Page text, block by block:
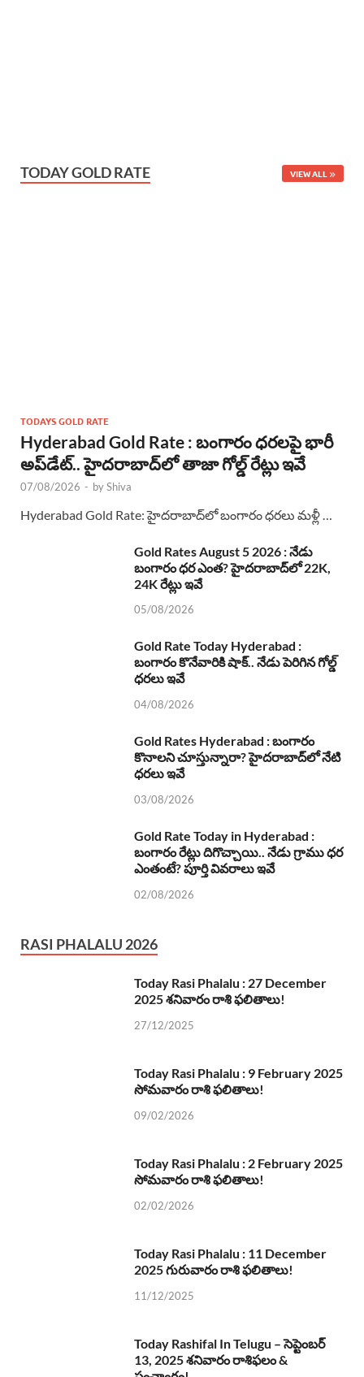
TODAY GOLD RATE VIEW ALL
TODAYS GOLD RATE
Hyderabad Gold Rate : బంగారం ధరలపై భారీ
అప్‌డేట్.. హైదరాబాద్‌లో తాజా గోల్డ్ రేట్లు ఇవే
07/08/2026 - byShiva
Hyderabad Gold Rate: హైదరాబాద్‌లో బంగారం ధరలు మళ్లీ …
Gold Rates August 5 2026 : నేడు
బంగారం ధర ఎంత? హైదరాబాద్‌లో 22K,
24K రేట్లు ఇవే
05/08/2026
Gold Rate Today Hyderabad :
బంగారం కొనేవారికి షాక్.. నేడు పెరిగిన గోల్డ్
ధరలు ఇవే
04/08/2026
Gold Rates Hyderabad : బంగారం
కొనాలని చూస్తున్నారా? హైదరాబాద్‌లో నేటి
ధరలు ఇవే
03/08/2026
Gold Rate Today in Hyderabad :
బంగారం రేట్లు దిగొచ్చాయి.. నేడు గ్రాము ధర
ఎంతంటే? పూర్తి వివరాలు ఇవే
02/08/2026
RASI PHALALU 2026
Today Rasi Phalalu : 27 December
2025 శనివారం రాశి ఫలితాలు!
27/12/2025
Today Rasi Phalalu : 9 February 2025
సోమవారం రాశి ఫలితాలు!
09/02/2026
Today Rasi Phalalu : 2 February 2025
సోమవారం రాశి ఫలితాలు!
02/02/2026
Today Rasi Phalalu : 11 December
2025 గురువారం రాశి ఫలితాలు!
11/12/2025
Today Rashifal In Telugu – సెప్టెంబర్
13, 2025 శనివారం రాశిఫలం &